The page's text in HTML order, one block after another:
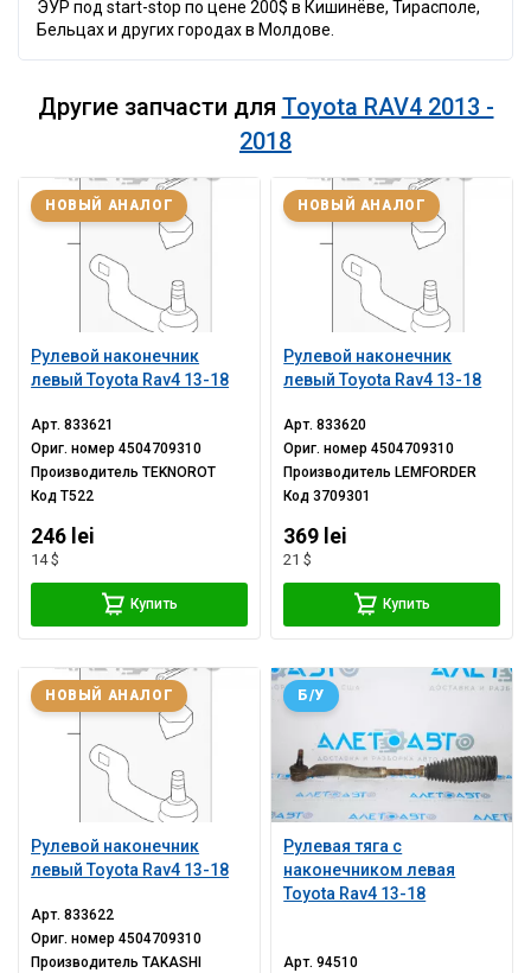
ЭУР под start-stop по цене 200$ в Кишинёве, Тирасполе,
Бельцах и других городах в Молдове.
Другие запчасти для Toyota RAV4 2013 -
2018
Рулевой наконечник
левый Toyota Rav4 13-18
НОВЫЙ АНАЛОГ
Арт.833621
Ориг. номер4504709310
ПроизводительTEKNOROT
КодT522
246 lei
14 $
Купить
Рулевой наконечник
левый Toyota Rav4 13-18
НОВЫЙ АНАЛОГ
Арт.833620
Ориг. номер4504709310
Производитель LEMFORDER
Код3709301
369 lei
21 $
Купить
Рулевой наконечник
левый Toyota Rav4 13-18
НОВЫЙ АНАЛОГ
Арт.833622
Ориг. номер4504709310
ПроизводительTAKASHI
Рулевая тяга с
наконечником левая
Toyota Rav4 13-18
Б/У
Арт.94510